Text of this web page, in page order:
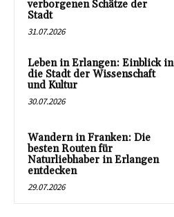
verborgenen Schätze der
Stadt
31.07.2026
Leben in Erlangen: Einblick in
die Stadt der Wissenschaft
und Kultur
30.07.2026
Wandern in Franken: Die
besten Routen für
Naturliebhaber in Erlangen
entdecken
29.07.2026